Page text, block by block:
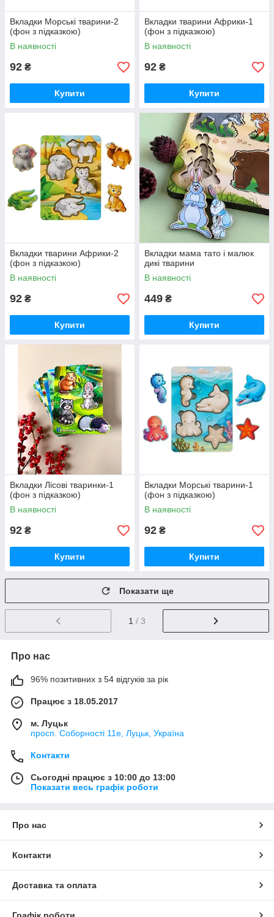
Вкладки Морські тварини-2
(фон з підказкою)
В наявності
92 ₴
Купити
Вкладки тварини Африки-1
(фон з підказкою)
В наявності
92 ₴
Купити
Вкладки тварини Африки-2
(фон з підказкою)
В наявності
92 ₴
Купити
Вкладки мама тато і малюк
дикі тварини
В наявності
449 ₴
Купити
Вкладки Лісові тваринки-1
(фон з підказкою)
В наявності
92 ₴
Купити
Вкладки Морські тварини-1
(фон з підказкою)
В наявності
92 ₴
Купити
Показати ще
1 / 3
Про нас
96% позитивних з 54 відгуків за рік
Працює з 18.05.2017
м. Луцьк
просп. Соборності 11е, Луцьк, Україна
Контакти
Сьогодні працює з 10:00 до 13:00
Показати весь графік роботи
Про нас
Контакти
Доставка та оплата